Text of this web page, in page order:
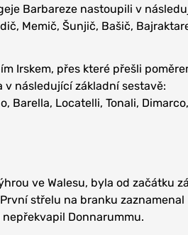
Barbareze nastoupili v
Memič, Šunjič, Bašič,
Irskem, přes které přešli
v následující základní sestavě:
Barella, Locatelli, Tonali,
ve Walesu, byla od začátku
střelu na branku zaznamenal
Donnarummu.